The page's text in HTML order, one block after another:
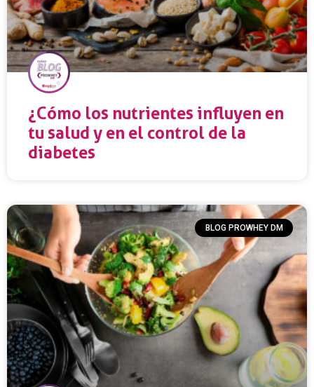
¿Cómo los nutrientes influyen en
tu salud y en el control de la
diabetes
BLOG PROWHEY DM